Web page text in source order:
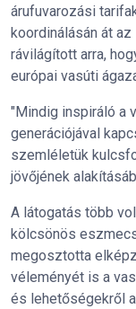
árufuvarozási
koordinálásán át
rávilágított arra,
európai vasúti
"Mindig inspiráló a
generációjával
szemléletük
jövőjének
A látogatás több
kölcsönös
megosztotta
véleményét is a
és lehetőségekről